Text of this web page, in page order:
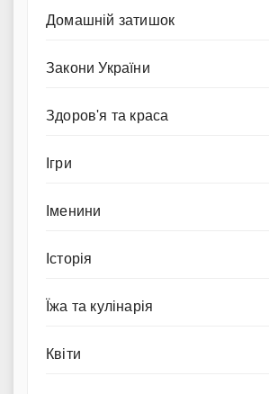
Домашній затишок
Закони України
Здоров'я та краса
Ігри
Іменини
Історія
Їжа та кулінарія
Квіти